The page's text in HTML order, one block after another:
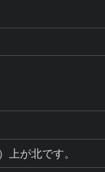
が北です。